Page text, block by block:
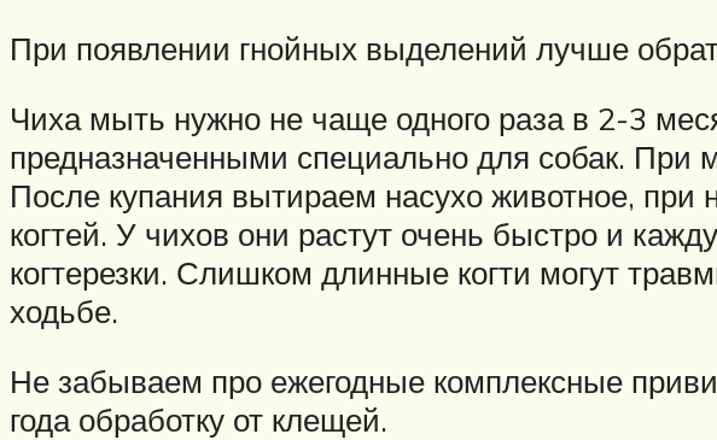
При появлении гнойных выделений лучше
Чиха мыть нужно не чаще одного раза в 2-3
предназначенными специально для собак. При
После купания вытираем насухо животное,
когтей. У чихов они растут очень быстро и
когтерезки. Слишком длинные когти могут
ходьбе.
Не забываем про ежегодные комплексные
года обработку от клещей.